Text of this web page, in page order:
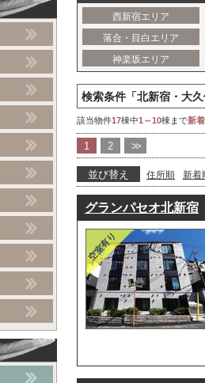
西新宿エリア
落合・目白エリア
神楽坂エリア
検索条件「北新宿・大
該当物件17棟中1～10棟まで新
1 2 >>
並び替え 住所順 新着
グランパセオ北新宿